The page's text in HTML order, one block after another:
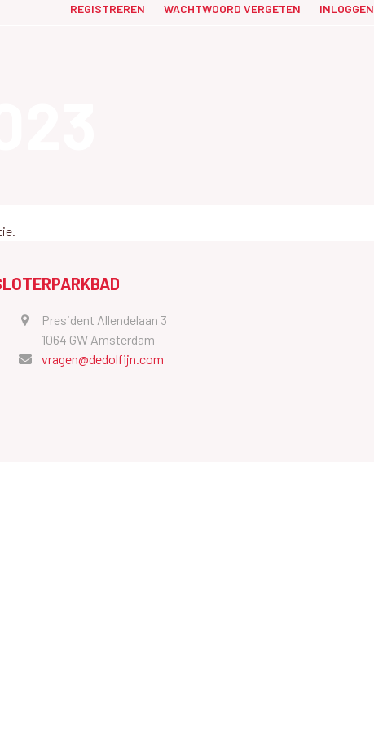
REGISTREREN WACHTWOORD VERGETEN INLOGGEN
President Allendelaan 3
1064 GW Amsterdam
vragen@dedolfijn.com